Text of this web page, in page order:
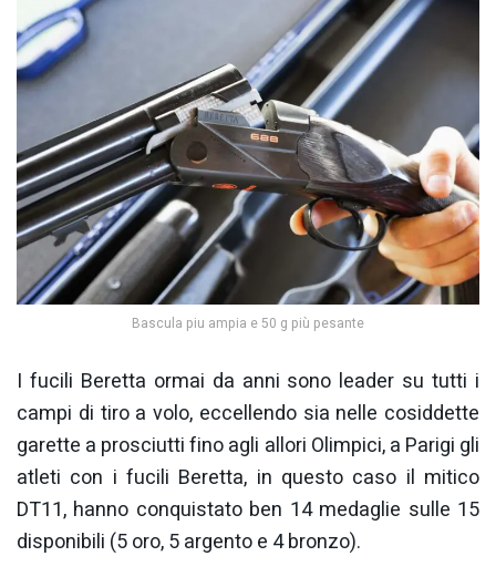
Bascula piu ampia e 50 g più pesante
I fucili Beretta ormai da anni sono leader su tutti i
campi di tiro a volo, eccellendo sia nelle cosiddette
garette a prosciutti fino agli allori Olimpici, a Parigi gli
atleti con i fucili Beretta, in questo caso il mitico
DT11, hanno conquistato ben 14 medaglie sulle 15
disponibili (5 oro, 5 argento e 4 bronzo).